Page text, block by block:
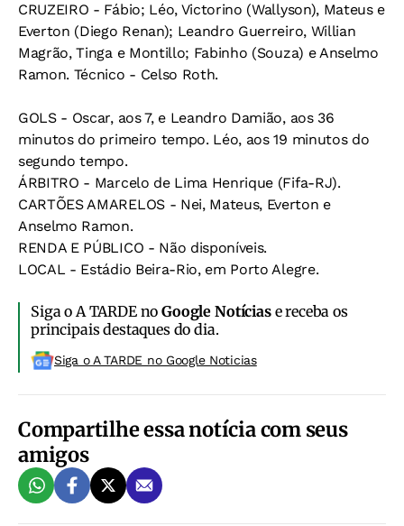
CRUZEIRO - Fábio; Léo, Victorino (Wallyson), Mateus e
Everton (Diego Renan); Leandro Guerreiro, Willian
Magrão, Tinga e Montillo; Fabinho (Souza) e Anselmo
Ramon. Técnico - Celso Roth.
GOLS - Oscar, aos 7, e Leandro Damião, aos 36
minutos do primeiro tempo. Léo, aos 19 minutos do
segundo tempo.
ÁRBITRO - Marcelo de Lima Henrique (Fifa-RJ).
CARTÕES AMARELOS - Nei, Mateus, Everton e
Anselmo Ramon.
RENDA E PÚBLICO - Não disponíveis.
LOCAL - Estádio Beira-Rio, em Porto Alegre.
Siga o A TARDE noGoogle Notíciase receba os
principais destaques do dia.
Siga o A TARDE no Google Noticias
Compartilhe essa notícia com seus
amigos